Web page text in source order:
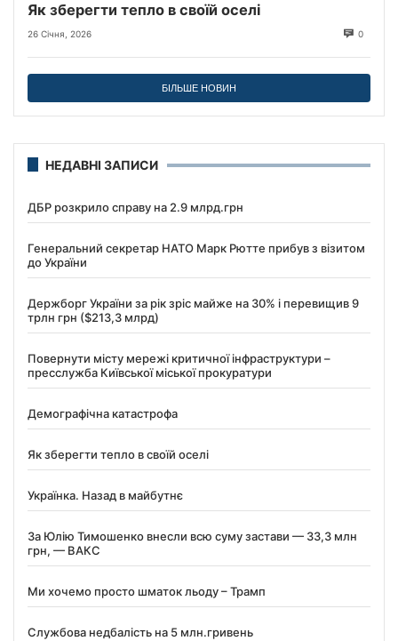
Як зберегти тепло в своїй оселі
26 Січня, 2026 0
БІЛЬШЕ НОВИН
НЕДАВНІ ЗАПИСИ
ДБР розкрило справу на 2.9 млрд.грн
Генеральний секретар НАТО Марк Рютте прибув з візитом
до України
Держборг України за рік зріс майже на 30% і перевищив 9
трлн грн ($213,3 млрд)
Повернути місту мережі критичної інфраструктури –
пресслужба Київської міської прокуратури
Демографічна катастрофа
Як зберегти тепло в своїй оселі
Українка. Назад в майбутнє
За Юлію Тимошенко внесли всю суму застави — 33,3 млн
грн, — ВАКС
Ми хочемо просто шматок льоду – Трамп
Службова недбалість на 5 млн.гривень